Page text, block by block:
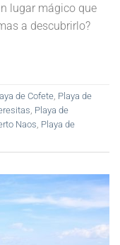
lugar mágico que
a descubrirlo?
de Cofete Playa de
Playa de
Naos Playa de